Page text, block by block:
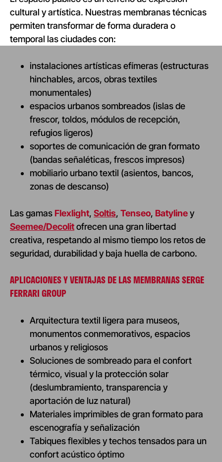
cultural y artística. Nuestras membranas técnicas
permiten transformar de forma duradera o
temporal las ciudades con:
instalaciones artísticas efímeras (estructuras
hinchables, arcos, obras textiles
monumentales)
espacios urbanos sombreados (islas de
frescor, toldos, módulos de recepción,
refugios ligeros)
soportes de comunicación de gran formato
(bandas señaléticas, frescos impresos)
mobiliario urbano textil (asientos, bancos,
zonas de descanso)
Las gamas Flexlight, Soltis, Tenseo, Batyliney
Seemee/Decolitofrecen una gran libertad
creativa, respetando al mismo tiempo los retos de
seguridad, durabilidad y baja huella de carbono.
APLICACIONES Y VENTAJAS DE LAS MEMBRANAS SERGE
FERRARI GROUP
Arquitectura textil ligera para museos,
monumentos conmemorativos, espacios
urbanos y religiosos
Soluciones de sombreado para el confort
térmico, visual y la protección solar
(deslumbramiento, transparencia y
aportación de luz natural)
Materiales imprimibles de gran formato para
escenografía y señalización
Tabiques flexibles y techos tensados para un
confort acústico óptimo